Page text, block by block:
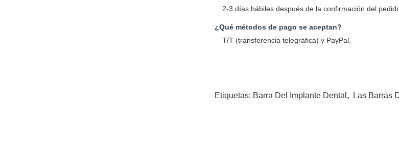
2-3 días hábiles después de la confirmación del
¿Qué métodos de pago se aceptan?
T/T (transferencia telegráfica) y PayPal.
Etiquetas: Barra Del Implante Dental , Las Barras